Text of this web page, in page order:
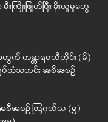
မီးကြိုးဖြုတ်ပြီး ခိုးယူမှုတွေ
ကန္တာရဝတီတိုင်း (မ်)
ပ်သံသတင်း အစီအစဉ်
အစီအစဉ် ဩဂုတ်လ (၅)